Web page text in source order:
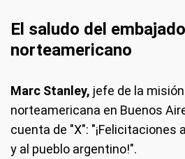
El saludo del
norteamericano
Marc Stanley, jefe de la
norteamericana en Buenos
cuenta de "X": "¡Felicitaciones
y al pueblo argentino!".